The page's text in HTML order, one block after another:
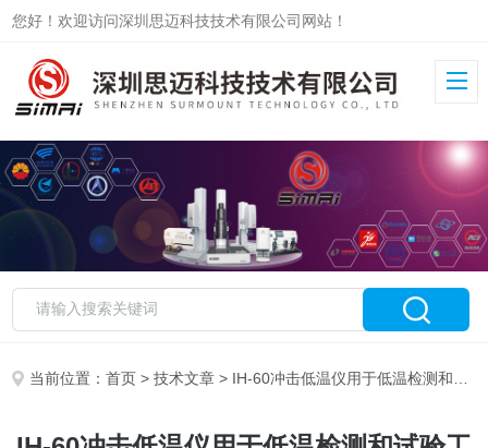
您好！欢迎访问深圳思迈科技技术有限公司网站！
当前位置：首页 >技术文章 > IH-60冲击低温仪用于低温检测和试验工作